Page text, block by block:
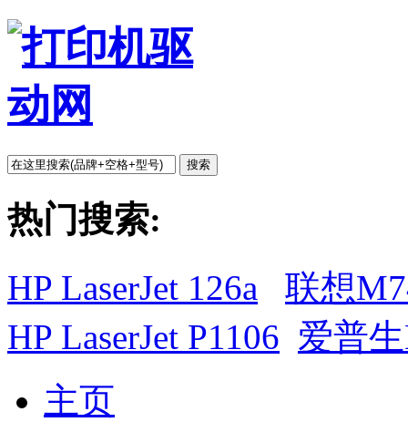
搜索
热门搜索:
HP LaserJet 126a
联想
HP LaserJet P1106 爱普
主页